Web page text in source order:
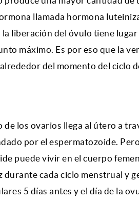
llamada hormona
liberación del óvulo tiene
máximo. Es por eso que la
del momento del ciclo
los ovarios llega al útero a
por el espermatozoide.
puede vivir en el cuerpo
cada ciclo menstrual y
5 días antes y el día de la